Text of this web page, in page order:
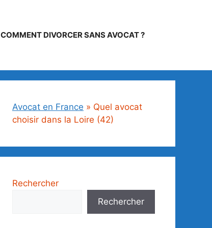
COMMENT DIVORCER SANS AVOCAT ?
Avocat en France » Quel avocat
choisir dans la Loire (42)
Rechercher
Rechercher